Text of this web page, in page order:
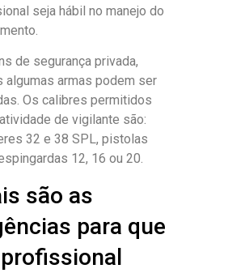
seja hábil no manejo do
de segurança privada,
algumas armas podem ser
Os calibres permitidos
de vigilante são:
32 e 38 SPL, pistolas
12, 16 ou 20.
são as
para que